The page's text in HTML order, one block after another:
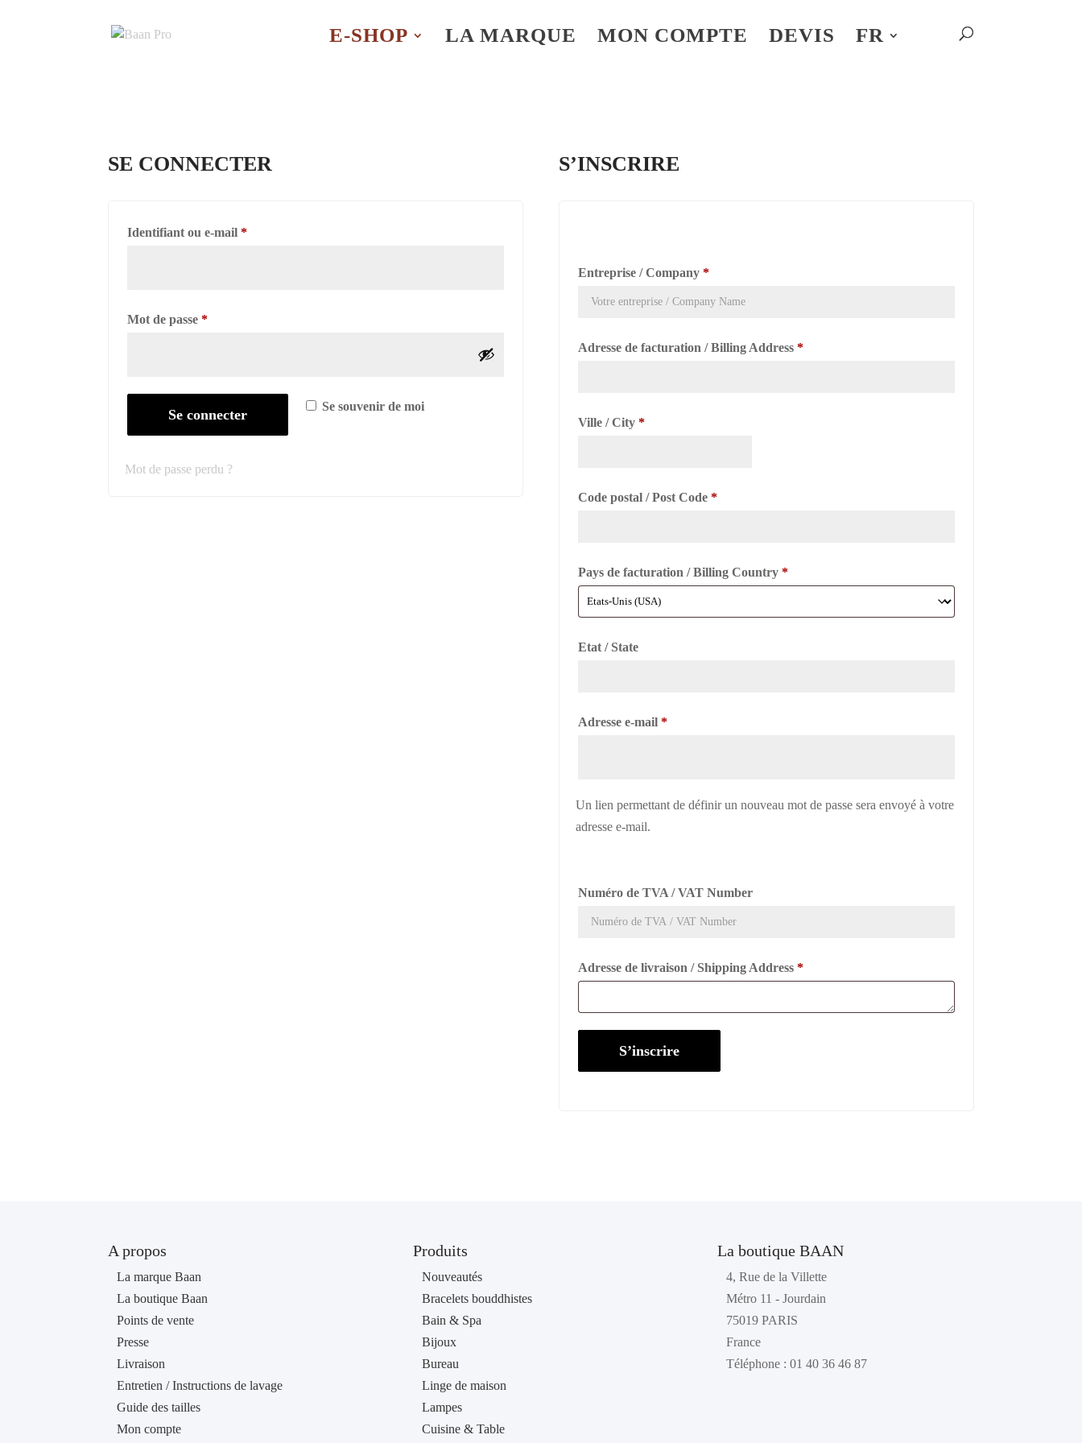
E-SHOP LA MARQUE MON COMPTE DEVIS FR
SE CONNECTER
Identifiant ou e-mail*Obligatoire
Mot de passe*Obligatoire
Se souvenir de moi
Se connecter
Mot de passe perdu ?
S’INSCRIRE
Entreprise / Company *
Adresse de facturation / Billing Address *
Ville / City *
Code postal / Post Code *
Pays de facturation / Billing Country *
Etat / State
Adresse e-mail *Obligatoire
Un lien permettant de définir un nouveau mot de passe sera envoyé à votre
adresse e-mail.
Numéro de TVA / VAT Number
Adresse de livraison / Shipping Address *
S’inscrire
A propos
La marque Baan
La boutique Baan
Points de vente
Presse
Livraison
Entretien / Instructions de lavage
Guide des tailles
Mon compte
Produits
Nouveautés
Bracelets bouddhistes
Bain & Spa
Bijoux
Bureau
Linge de maison
Lampes
Cuisine & Table
La boutique BAAN
4, Rue de la Villette
Métro 11 - Jourdain
75019 PARIS
France
Téléphone : 01 40 36 46 87